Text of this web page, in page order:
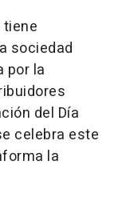
sociedad
por la
del Día
celebra este
la